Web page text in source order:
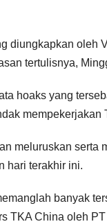
diungkapkan oleh
tertulisnya,
hoaks yang
mempekerjakan
meluruskan
hari terakhir ini.
banyak
TKA China oleh